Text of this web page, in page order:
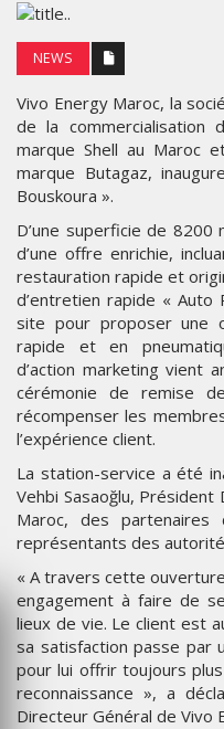
NEWS
Vivo Energy Maroc, la
de la commercialisation
marque Shell au Maroc
marque Butagaz,
Bouskoura ».
D’une superficie de
d’une offre enrichie,
restauration rapide et
d’entretien rapide «
site pour proposer une
rapide et en
d’action marketing vient
cérémonie de remise
récompenser les
l’expérience client.
La station-service a été
Vehbi Sasaoğlu,
Maroc, des
représentants des
« A travers cette
engagement à faire de
lieux de vie. Le client est
sa satisfaction passe par
pour lui offrir toujours
reconnaissance », a
Directeur Général de Vivo